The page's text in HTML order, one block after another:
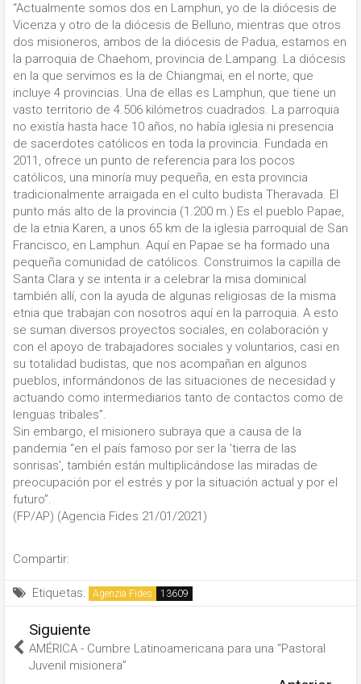
“Actualmente somos dos en Lamphun, yo de la diócesis de
Vicenza y otro de la diócesis de Belluno, mientras que otros
dos misioneros, ambos de la diócesis de Padua, estamos en
la parroquia de Chaehom, provincia de Lampang. La diócesis
en la que servimos es la de Chiangmai, en el norte, que
incluye 4 provincias. Una de ellas es Lamphun, que tiene un
vasto territorio de 4.506 kilómetros cuadrados. La parroquia
no existía hasta hace 10 años, no había iglesia ni presencia
de sacerdotes católicos en toda la provincia. Fundada en
2011, ofrece un punto de referencia para los pocos
católicos, una minoría muy pequeña, en esta provincia
tradicionalmente arraigada en el culto budista Theravada. El
punto más alto de la provincia (1.200 m.) Es el pueblo Papae,
de la etnia Karen, a unos 65 km de la iglesia parroquial de San
Francisco, en Lamphun. Aquí en Papae se ha formado una
pequeña comunidad de católicos. Construimos la capilla de
Santa Clara y se intenta ir a celebrar la misa dominical
también allí, con la ayuda de algunas religiosas de la misma
etnia que trabajan con nosotros aquí en la parroquia. A esto
se suman diversos proyectos sociales, en colaboración y
con el apoyo de trabajadores sociales y voluntarios, casi en
su totalidad budistas, que nos acompañan en algunos
pueblos, informándonos de las situaciones de necesidad y
actuando como intermediarios tanto de contactos como de
lenguas tribales”.
Sin embargo, el misionero subraya que a causa de la
pandemia “en el país famoso por ser la 'tierra de las
sonrisas', también están multiplicándose las miradas de
preocupación por el estrés y por la situación actual y por el
futuro”.
(FP/AP) (Agencia Fides 21/01/2021)
Compartir:
Etiquetas: Agenzia Fides
Siguiente
AMÉRICA - Cumbre Latinoamericana para una “Pastoral
Juvenil misionera”